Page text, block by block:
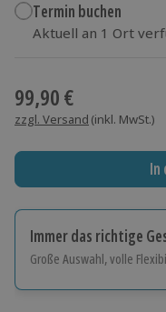
Termin buchen
Aktuell an 1 Ort
99,90 €
zzgl. Versand (inkl. MwSt.)
In
Immer das richtige
Große Auswahl, volle